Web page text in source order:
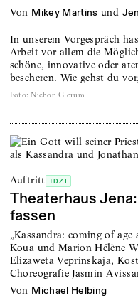
von Mikey Martins und
In unserem Vorgespräch
Arbeit vor allem die
schöne, innovative oder
bescheren. Wie gehst du
Foto: Nichon Glerum
Auftritt TDZ+
Theaterhaus
fassen
„Kassandra: coming of
Koua und Marion Hélène
Elizaweta Veprinskaja,
Choreografie Jasmin
von Michael Helbing